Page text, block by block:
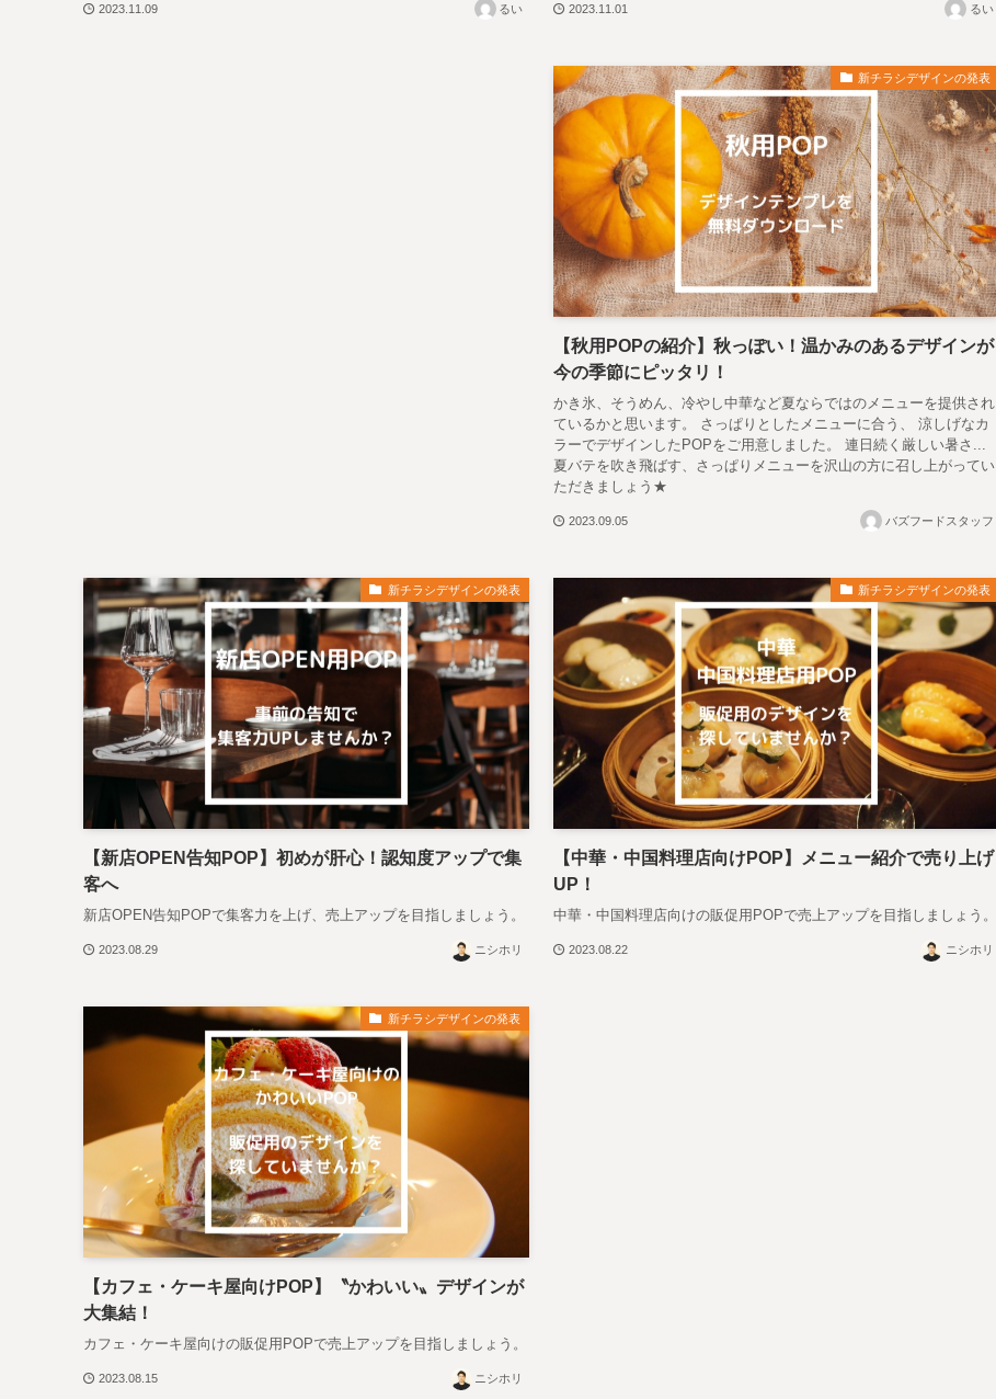
2023.11.09 るい 2023.11.01 るい
新チラシデザインの発表
【秋用POPの紹介】秋っぽい！温かみのあるデザインが
今の季節にピッタリ！
かき氷、そうめん、冷やし中華など夏ならではのメニューを提供され
ているかと思います。 さっぱりとしたメニューに合う、 涼しげなカ
ラーでデザインしたPOPをご用意しました。 連日続く厳しい暑さ...
夏バテを吹き飛ばす、さっぱりメニューを沢山の方に召し上がってい
ただきましょう★
2023.09.05 バズフードスタッフ
新チラシデザインの発表
【新店OPEN告知POP】初めが肝心！認知度アップで集
客へ
新店OPEN告知POPで集客力を上げ、売上アップを目指しましょう。
2023.08.29 ニシホリ
新チラシデザインの発表
【中華・中国料理店向けPOP】メニュー紹介で売り上げ
UP！
中華・中国料理店向けの販促用POPで売上アップを目指しましょう。
2023.08.22 ニシホリ
新チラシデザインの発表
【カフェ・ケーキ屋向けPOP】〝かわいい〟デザインが
大集結！
カフェ・ケーキ屋向けの販促用POPで売上アップを目指しましょう。
2023.08.15 ニシホリ